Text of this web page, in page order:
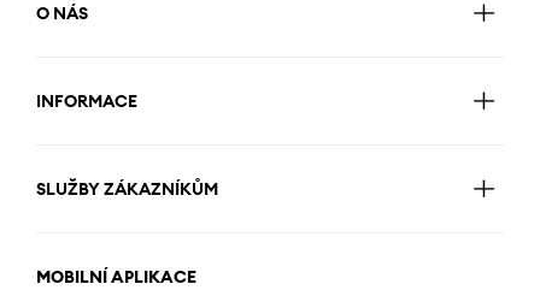
O NÁS
INFORMACE
SLUŽBY ZÁKAZNÍKŮM
MOBILNÍ APLIKACE